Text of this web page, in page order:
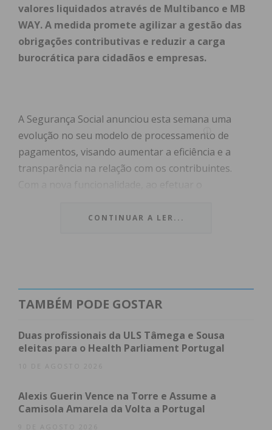
valores liquidados através de Multibanco e MB
WAY. A medida promete agilizar a gestão das
obrigações contributivas e reduzir a carga
burocrática para cidadãos e empresas.
A Segurança Social anunciou esta semana uma
evolução no seu modelo de processamento de
pagamentos, visando aumentar a eficiência e a
transparência na relação com os contribuintes.
plataformas Multibanco ou MB WAY, o
bancário, garantindo que a situação contributiva do
transação.
Índice
Foco na desburocratização
CONTINUAR A LER...
TAMBÉM PODE GOSTAR
Duas profissionais da ULS Tâmega e Sousa
eleitas para o Health Parliament Portugal
10 DE AGOSTO 2026
Alexis Guerin Vence na Torre e Assume a
Camisola Amarela da Volta a Portugal
9 DE AGOSTO 2026